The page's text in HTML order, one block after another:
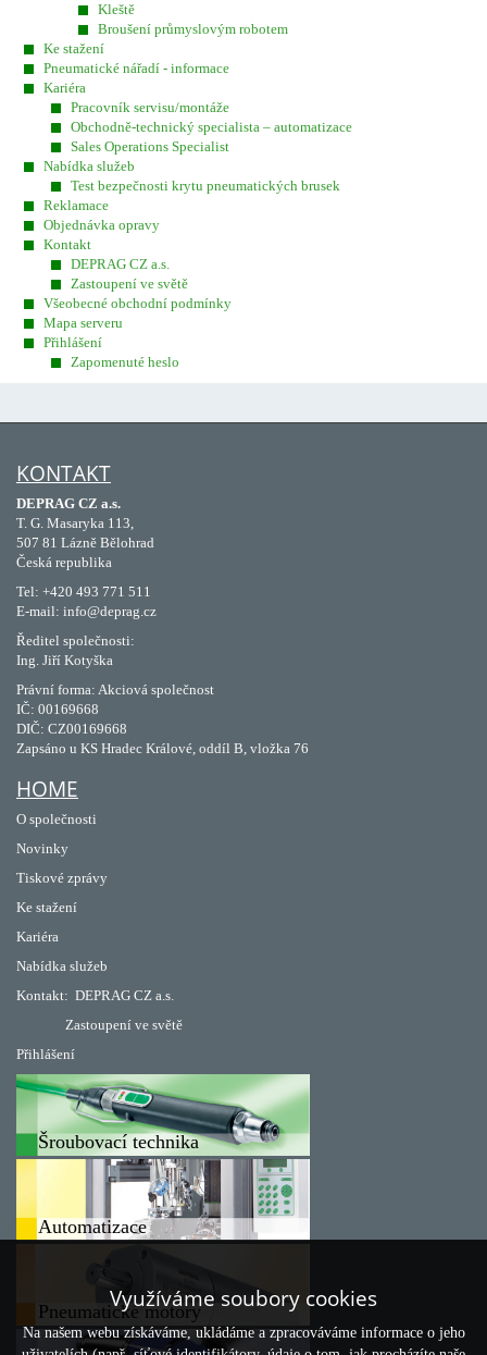
Kleště
Broušení průmyslovým robotem
Ke stažení
Pneumatické nářadí - informace
Kariéra
Pracovník servisu/montáže
Obchodně-technický specialista – automatizace
Sales Operations Specialist
Nabídka služeb
Test bezpečnosti krytu pneumatických brusek
Reklamace
Objednávka opravy
Kontakt
DEPRAG CZ a.s.
Zastoupení ve světě
Všeobecné obchodní podmínky
Mapa serveru
Přihlášení
Zapomenuté heslo
KONTAKT
DEPRAG CZ a.s.
T. G. Masaryka 113,
507 81 Lázně Bělohrad
Česká republika
Tel: +420 493 771 511
E-mail: info@deprag.cz
Ředitel společnosti:
Ing. Jiří Kotyška
Právní forma: Akciová společnost
IČ: 00169668
DIČ: CZ00169668
Zapsáno u KS Hradec Králové, oddíl B, vložka 76
HOME
O společnosti
Novinky
Tiskové zprávy
Ke stažení
Kariéra
Nabídka služeb
Kontakt: DEPRAG CZ a.s.
Zastoupení ve světě
Přihlášení
Šroubovací technika
Automatizace
Pneumatické motory
Využíváme soubory cookies
Na našem webu získáváme, ukládáme a zpracováváme informace o jeho